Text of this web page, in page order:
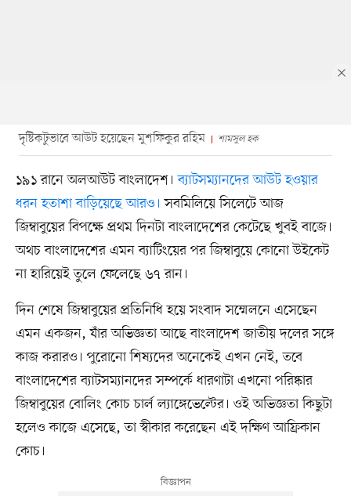
দৃষ্টিকটুভাবে আউট হয়েছেন মুশফিকুর রহিম শামসুল হক
১৯১ রানে অলআউট বাংলাদেশ।ব্যাটসম্যানদের আউট হওয়ার
ধরন হতাশা বাড়িয়েছে আরও। সবমিলিয়ে সিলেটে আজ
জিম্বাবুয়ের বিপক্ষে প্রথম দিনটা বাংলাদেশের কেটেছে খুবই বাজে।
অথচ বাংলাদেশের এমন ব্যাটিংয়ের পর জিম্বাবুয়ে কোনো উইকেট
না হারিয়েই তুলে ফেলেছে ৬৭ রান।
দিন শেষে জিম্বাবুয়ের প্রতিনিধি হয়ে সংবাদ সম্মেলনে এসেছেন
এমন একজন, যাঁর অভিজ্ঞতা আছে বাংলাদেশ জাতীয় দলের সঙ্গে
কাজ করারও। পুরোনো শিষ্যদের অনেকেই এখন নেই, তবে
বাংলাদেশের ব্যাটসম্যানদের সম্পর্কে ধারণাটা এখনো পরিষ্কার
জিম্বাবুয়ের বোলিং কোচ চার্ল ল্যাঙ্গেভেল্টের। ওই অভিজ্ঞতা কিছুটা
হলেও কাজে এসেছে, তা স্বীকার করেছেন এই দক্ষিণ আফ্রিকান
কোচ।